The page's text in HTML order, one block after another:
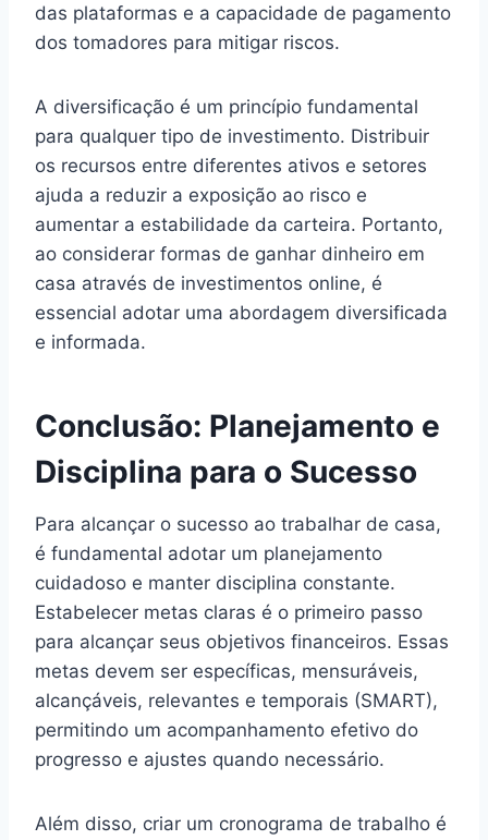
das plataformas e a capacidade de pagamento
dos tomadores para mitigar riscos.
A diversificação é um princípio fundamental
para qualquer tipo de investimento. Distribuir
os recursos entre diferentes ativos e setores
ajuda a reduzir a exposição ao risco e
aumentar a estabilidade da carteira. Portanto,
ao considerar formas de ganhar dinheiro em
casa através de investimentos online, é
essencial adotar uma abordagem diversificada
e informada.
Conclusão: Planejamento e
Disciplina para o Sucesso
Para alcançar o sucesso ao trabalhar de casa,
é fundamental adotar um planejamento
cuidadoso e manter disciplina constante.
Estabelecer metas claras é o primeiro passo
para alcançar seus objetivos financeiros. Essas
metas devem ser específicas, mensuráveis,
alcançáveis, relevantes e temporais (SMART),
permitindo um acompanhamento efetivo do
progresso e ajustes quando necessário.
Além disso, criar um cronograma de trabalho é